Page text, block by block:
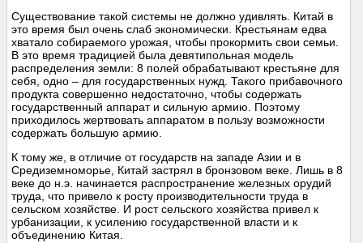
Существование такой системы не должно удивлять. Китай в
это время был очень слаб экономически. Крестьянам едва
хватало собираемого урожая, чтобы прокормить свои семьи.
В это время традицией была девятипольная модель
распределения земли: 8 полей обрабатывают крестьяне для
себя, одно – для государственных нужд. Такого прибавочного
продукта совершенно недостаточно, чтобы содержать
государственный аппарат и сильную армию. Поэтому
приходилось жертвовать аппаратом в пользу возможности
содержать большую армию.
К тому же, в отличие от государств на западе Азии и в
Средиземноморье, Китай застрял в бронзовом веке. Лишь в 8
веке до н.э. начинается распространение железных орудий
труда, что привело к росту производительности труда в
сельском хозяйстве. И рост сельского хозяйства привел к
урбанизации, к усилению государственной власти и к
объединению Китая.